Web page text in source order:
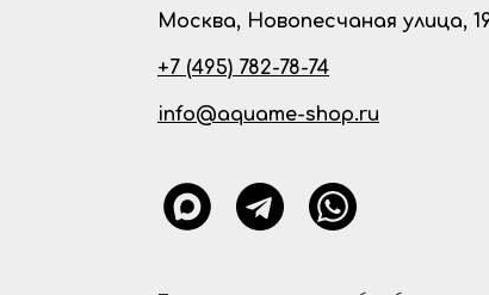
Москва, Новопесчаная улица,
+7 (495) 782-78-74
info@aquame-shop.ru